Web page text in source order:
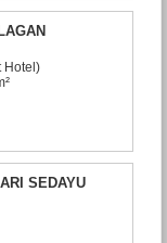
Hotel)
SEDAYU